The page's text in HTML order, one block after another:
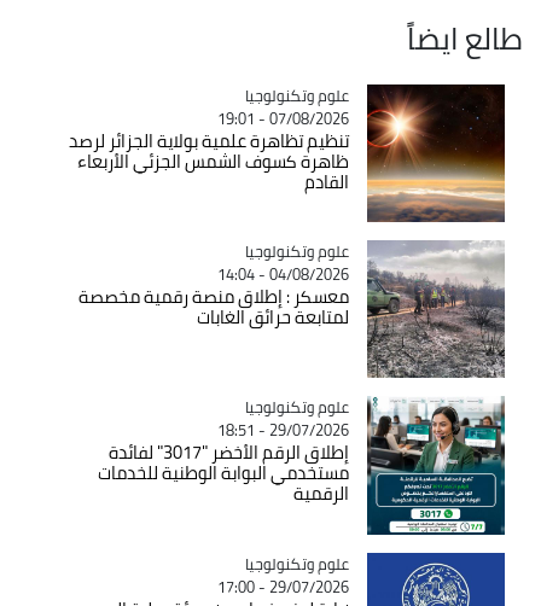
طالع ايضاً
Catégorie
علوم وتكنولوجيا
07/08/2026 - 19:01
تنظيم تظاهرة علمية بولاية الجزائر لرصد
ظاهرة كسوف الشمس الجزئي الأربعاء
القادم
Catégorie
علوم وتكنولوجيا
04/08/2026 - 14:04
معسكر : إطلاق منصة رقمية مخصصة
لمتابعة حرائق الغابات
Catégorie
علوم وتكنولوجيا
29/07/2026 - 18:51
إطلاق الرقم الأخضر "3017" لفائدة
مستخدمي البوابة الوطنية للخدمات
الرقمية
Catégorie
علوم وتكنولوجيا
29/07/2026 - 17:00